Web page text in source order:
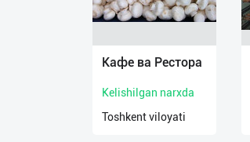
Кафе ва Рестора
Kelishilgan narxda
Toshkent viloyati